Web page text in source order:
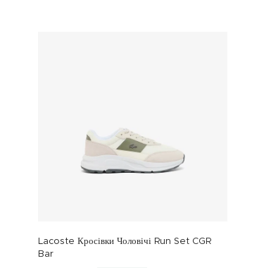
Lacoste Кросівки Чоловічі Run Set CGR
Bar